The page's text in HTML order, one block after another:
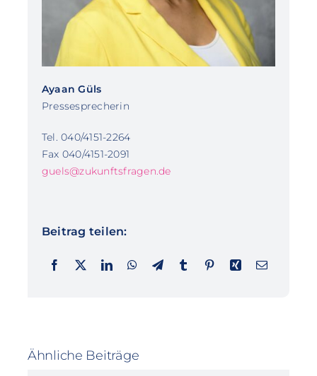
Ayaan Güls
Pressesprecherin
Tel. 040/4151-2264
Fax 040/4151-2091
guels@zukunftsfragen.de
Beitrag teilen:
Ähnliche Beiträge